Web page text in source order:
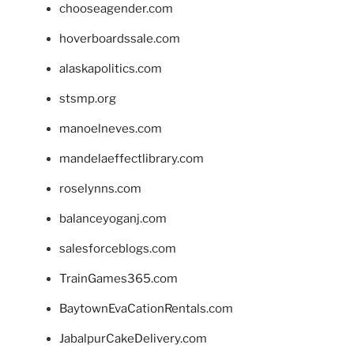
chooseagender.com
hoverboardssale.com
alaskapolitics.com
stsmp.org
manoelneves.com
mandelaeffectlibrary.com
roselynns.com
balanceyoganj.com
salesforceblogs.com
TrainGames365.com
BaytownEvaCationRentals.com
JabalpurCakeDelivery.com